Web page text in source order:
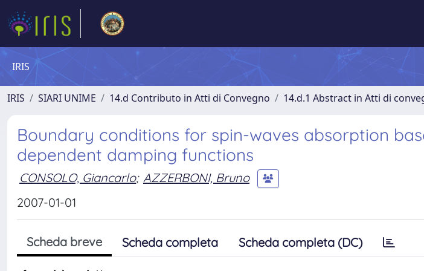
IRIS
IRIS SIARI UNIME 14.d Contributo in Atti di Convegno 14.d.1 Abstract in Atti di
Boundary conditions for spin-waves absorption
dependent damping functions
CONSOLO, Giancarlo; AZZERBONI, Bruno
2007-01-01
Scheda breve Scheda completa Scheda completa (DC)